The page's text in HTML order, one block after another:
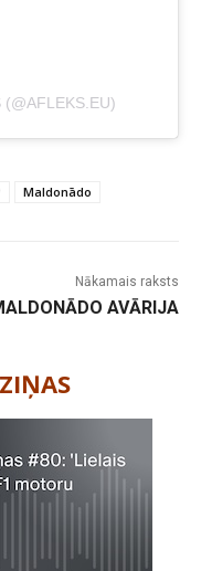
(@AFLEKS.EU)
Maldonādo
Nākamais raksts
AVĀRIJA